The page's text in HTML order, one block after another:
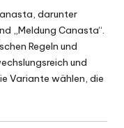
darunter
„Meldung Canasta“.
Regeln und
und
Variante wählen, die